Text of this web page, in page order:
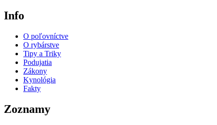
Info
O poľovníctve
O rybárstve
Tipy a Triky
Podujatia
Zákony
Kynológia
Fakty
Zoznamy